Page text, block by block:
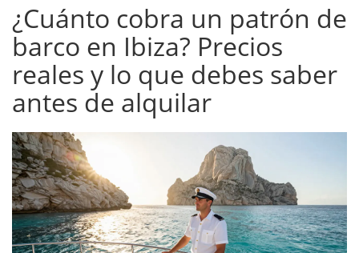
¿Cuánto cobra un patrón de
barco en Ibiza? Precios
reales y lo que debes saber
antes de alquilar